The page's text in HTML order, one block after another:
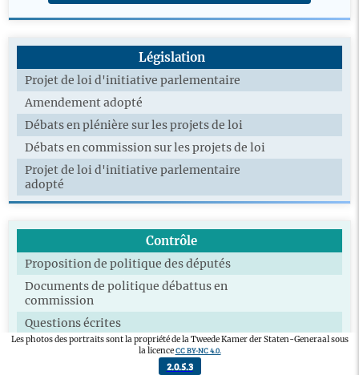
Législation
Projet de loi d'initiative parlementaire
Amendement adopté
Débats en plénière sur les projets de loi
Débats en commission sur les projets de loi
Projet de loi d'initiative parlementaire
adopté
Contrôle
Proposition de politique des députés
Documents de politique débattus en
commission
Questions écrites
Motions déposées
Les photos des portraits sont la propriété de la Tweede Kamer der Staten-Generaal sous
la licenceCC BY-NC 4.0.
2.0.5.3